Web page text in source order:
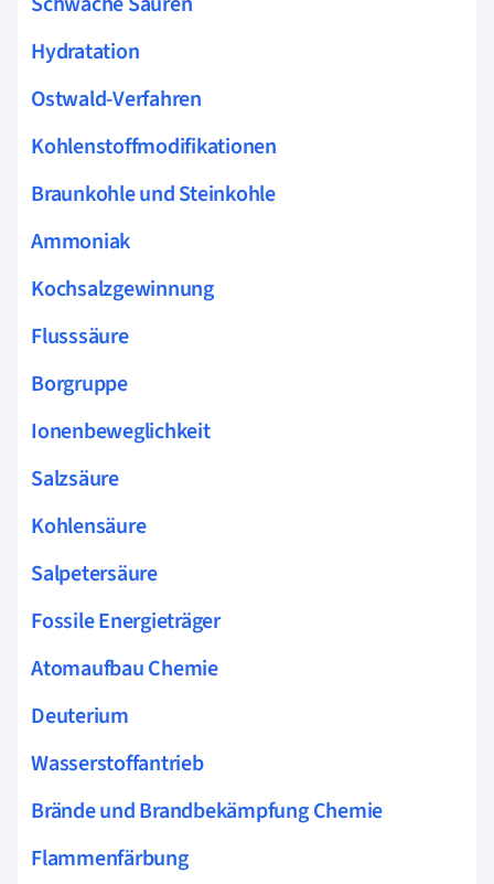
Hydratation
Ostwald-Verfahren
Kohlenstoffmodifikationen
Braunkohle und Steinkohle
Ammoniak
Kochsalzgewinnung
Flusssäure
Borgruppe
Ionenbeweglichkeit
Salzsäure
Kohlensäure
Salpetersäure
Fossile Energieträger
Atomaufbau Chemie
Deuterium
Wasserstoffantrieb
Brände und Brandbekämpfung Chemie
Flammenfärbung